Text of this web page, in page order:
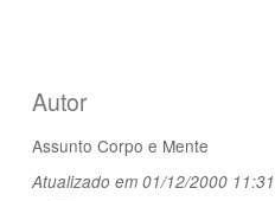
Autor
Assunto Corpo e Mente
Atualizado em 01/12/2000